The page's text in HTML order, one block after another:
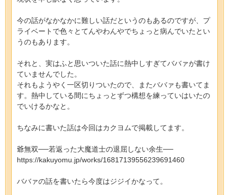
今の話がなかなかに難しい話だというのもあるのですが、プ
ライベートで色々とてんやわんやでちょっと病んでいたとい
うのもあります。
それと、実はふと思いついた話に熱中しすぎてババァが書け
ていませんでした。
それもようやく一区切りついたので、またババァも書いてま
す。熱中している間にちょっとずつ構想を練っていはいたの
でいけるかなと。
ちなみに書いた話は今回はカクヨムで掲載してます。
爺無双──若返った大魔道士の退屈しない余生──
https://kakuyomu.jp/works/16817139556239691460
ババァの話を書いたら今度はジジイかなって。